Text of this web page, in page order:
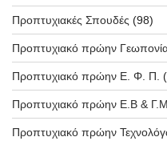
Προπτυχιακές Σπουδές (98)
Προπτυχιακό πρώην
Προπτυχιακό πρώην Ε. Φ. Π.
Προπτυχιακό πρώην Ε.Β & Γ.Μ.
Προπτυχιακό πρώην